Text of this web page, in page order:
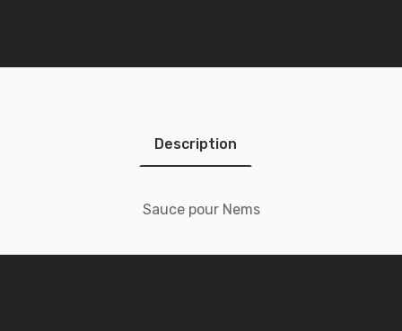
Description
Sauce pour Nems